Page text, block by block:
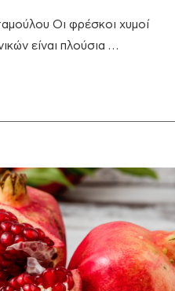
Οι φρέσκοι χυμοί
είναι πλούσια …